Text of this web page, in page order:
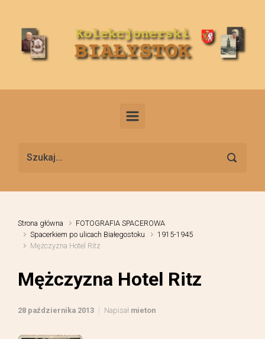
Strona główna
FOTOGRAFIA SPACEROWA
Spacerkiem po ulicach Białegostoku
1915-1945
Mężczyzna Hotel Ritz
Mężczyzna Hotel Ritz
28 października 2013 Napisał mieton